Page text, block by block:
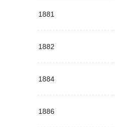
1881
1882
1884
1886